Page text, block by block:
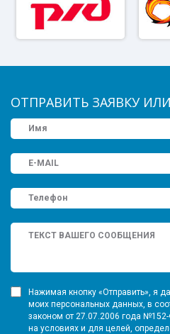
ОТПРАВИТЬ ЗАЯВКУ
Нажимая кнопку «Отправить», я
моих персональных данных, в
законом от 27.07.2006 года
на условиях и для целей,